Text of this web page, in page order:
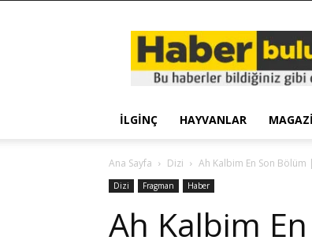
Haber
Bulutu
İLGINÇ HAYVANLAR
Ana Sayfa Dizi Ah Kalbim En Son Bölüm
Dizi Fragman Haber
Ah Kalbim